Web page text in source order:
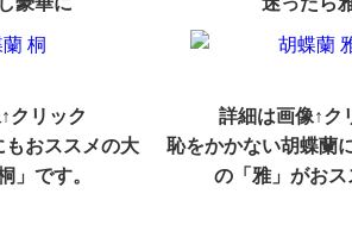
クリック
おススメの大
」です。
詳細は画像↑ク
恥をかかない胡蝶蘭
の「雅」がおス